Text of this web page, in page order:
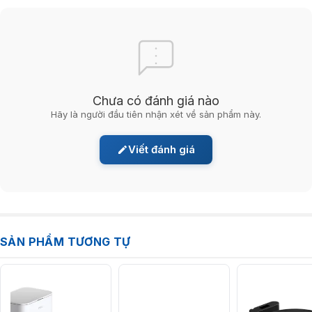
thường xuyên và chào đón sự dừng đột ngột trong quá trình lau dọn.
Dung tích hộp nước 350ml
Đối với những ngôi nhà có sàn cứng, việc lau sàn là một phần
quan trọng trong quá trình làm sạch. Robot hút bụi lau nhà
Roborock Q7 Max/ Q7 Max plusđi kèm với một thùng nước rộng
rãi dung tích 350ml, cho phép nó lau sạch các khu vực lớn mà
không cần phải nạp nước thường xuyên. Điều này có nghĩa là bạn
có thể tin tưởng nó sẽ vừa hút bụi vừa lau sạch sàn mà không bỏ
Có lo ngại rằng robot hút bụi sẽ tiến vào các khu vực mà nó không
nên? Tính năng tường ảo của
vực có thảm mỏng hoặc các phòng có đồ fragile.
Chưa có đánh giá nào
Hãy là người đầu tiên nhận xét về sản phẩm này.
Viết đánh giá
SẢN PHẨM TƯƠNG TỰ